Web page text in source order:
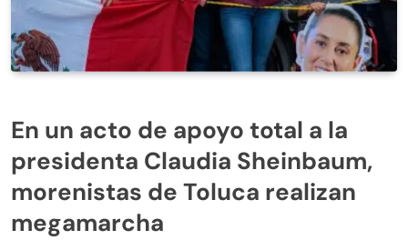
En un acto de apoyo total a la
presidenta Claudia Sheinbaum,
morenistas de Toluca realizan
megamarcha